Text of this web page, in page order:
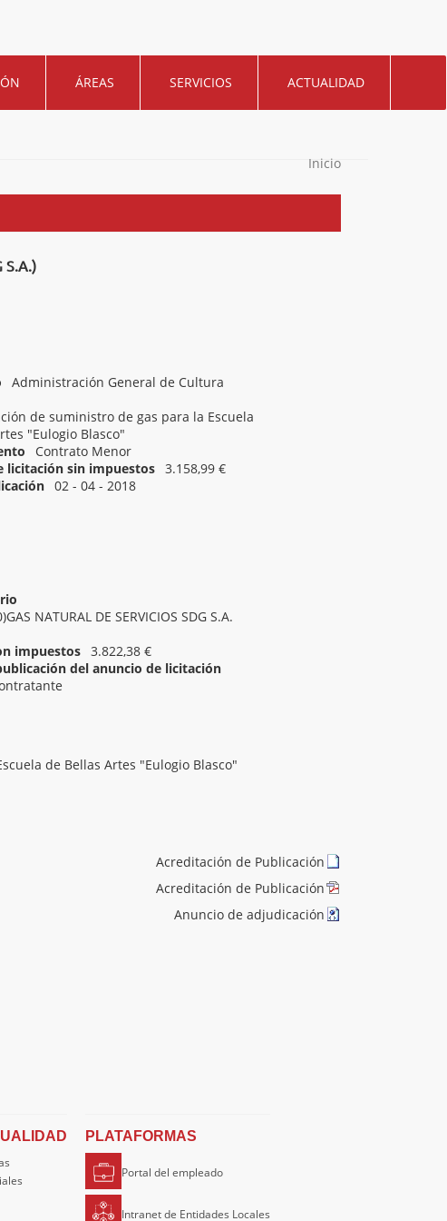
ÁREAS SERVICIOS ACTUALIDAD
Inicio
S.A.)
Administración General de Cultura
de suministro de gas para la Escuela
"Eulogio Blasco"
Contrato Menor
licitación sin impuestos 3.158,99 €
02 - 04 - 2018
NATURAL DE SERVICIOS SDG S.A.
impuestos 3.822,38 €
del anuncio de licitación
de Bellas Artes "Eulogio Blasco"
Acreditación de Publicación
Acreditación de Publicación
Anuncio de adjudicación
PLATAFORMAS
Portal del empleado
Intranet de Entidades Locales